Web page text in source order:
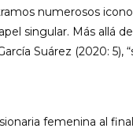
numerosos
singular. Más allá
Suárez (2020:
femenina al